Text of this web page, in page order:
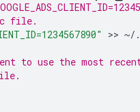
file.
>> ~/
to use the most